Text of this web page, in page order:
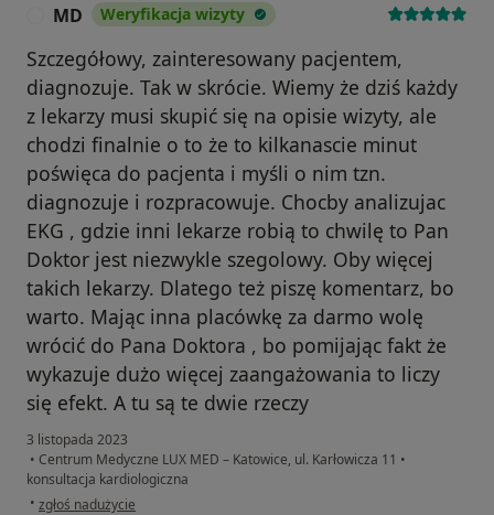
MD Weryfikacja wizyty
Szczegółowy, zainteresowany pacjentem,
diagnozuje. Tak w skrócie. Wiemy że dziś każdy
z lekarzy musi skupić się na opisie wizyty, ale
chodzi finalnie o to że to kilkanascie minut
poświęca do pacjenta i myśli o nim tzn.
diagnozuje i rozpracowuje. Chocby analizujac
EKG , gdzie inni lekarze robią to chwilę to Pan
Doktor jest niezwykle szegolowy. Oby więcej
takich lekarzy. Dlatego też piszę komentarz, bo
warto. Mając inna placówkę za darmo wolę
wrócić do Pana Doktora , bo pomijając fakt że
wykazuje dużo więcej zaangażowania to liczy
się efekt. A tu są te dwie rzeczy
3 listopada 2023
• Centrum Medyczne LUX MED – Katowice, ul. Karłowicza 11 •
konsultacja kardiologiczna
• w opinii użytkownika MD
zgłoś nadużycie